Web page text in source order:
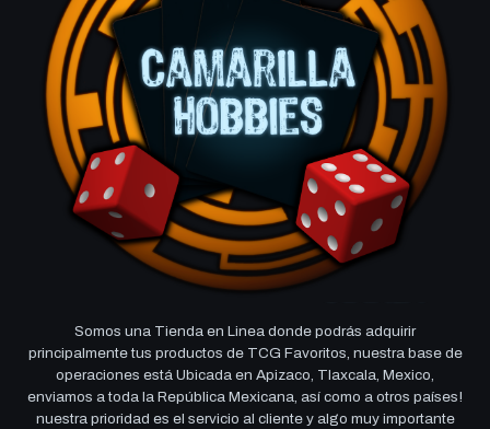
Somos una Tienda en Linea donde podrás adquirir
principalmente tus productos de TCG Favoritos, nuestra base de
operaciones está Ubicada en Apizaco, Tlaxcala, Mexico,
enviamos a toda la República Mexicana, así como a otros países!
nuestra prioridad es el servicio al cliente y algo muy importante